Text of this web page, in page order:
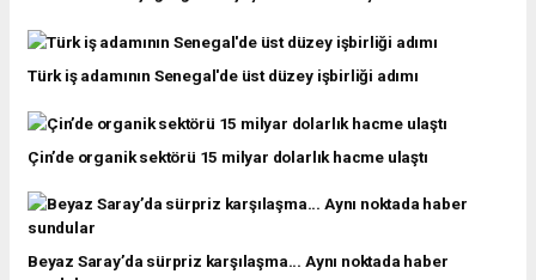
Türk iş adamının Senegal'de üst düzey işbirliği adımı
Çin’de organik sektörü 15 milyar dolarlık hacme ulaştı
Beyaz Saray’da sürpriz karşılaşma... Aynı noktada haber